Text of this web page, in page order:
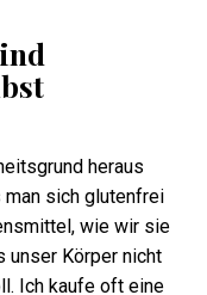
heraus
man sich glutenfrei
wie wir sie
unser Körper nicht
Ich kaufe oft eine